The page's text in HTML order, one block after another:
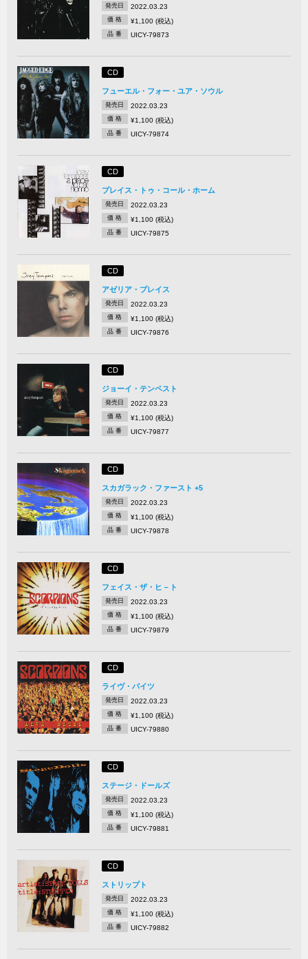
発売日 2022.03.23
価 格 ¥1,100 (税込)
品 番 UICY-79873
CD
フューエル・フォー・ユア・ソウル
発売日 2022.03.23
価 格 ¥1,100 (税込)
品 番 UICY-79874
CD
プレイス・トゥ・コール・ホーム
発売日 2022.03.23
価 格 ¥1,100 (税込)
品 番 UICY-79875
CD
アゼリア・プレイス
発売日 2022.03.23
価 格 ¥1,100 (税込)
品 番 UICY-79876
CD
ジョーイ・テンペスト
発売日 2022.03.23
価 格 ¥1,100 (税込)
品 番 UICY-79877
CD
スカガラック・ファースト +5
発売日 2022.03.23
価 格 ¥1,100 (税込)
品 番 UICY-79878
CD
フェイス・ザ・ヒ－ト
発売日 2022.03.23
価 格 ¥1,100 (税込)
品 番 UICY-79879
CD
ライヴ・バイツ
発売日 2022.03.23
価 格 ¥1,100 (税込)
品 番 UICY-79880
CD
ステージ・ドールズ
発売日 2022.03.23
価 格 ¥1,100 (税込)
品 番 UICY-79881
CD
ストリップト
発売日 2022.03.23
価 格 ¥1,100 (税込)
品 番 UICY-79882